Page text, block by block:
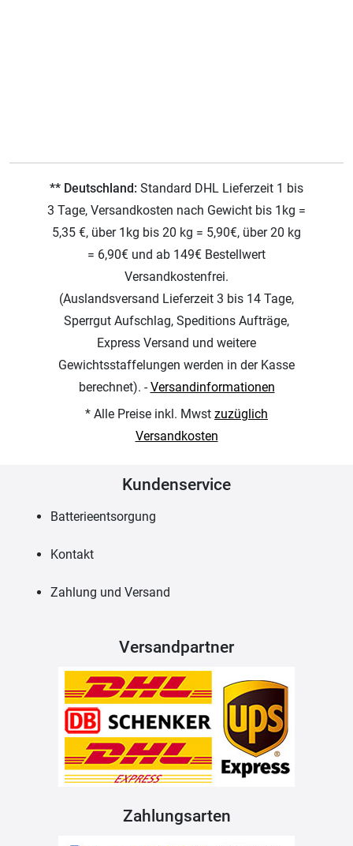
** Deutschland: Standard DHL Lieferzeit 1 bis
3 Tage, Versandkosten nach Gewicht bis 1kg =
5,35 €, über 1kg bis 20 kg = 5,90€, über 20 kg
= 6,90€ und ab 149€ Bestellwert
Versandkostenfrei.
(Auslandsversand Lieferzeit 3 bis 14 Tage,
Sperrgut Aufschlag, Speditions Aufträge,
Express Versand und weitere
Gewichtsstaffelungen werden in der Kasse
berechnet). -Versandinformationen
* Alle Preise inkl. Mwst zuzüglich
Versandkosten
Kundenservice
Batterieentsorgung
Kontakt
Zahlung und Versand
Versandpartner
Zahlungsarten